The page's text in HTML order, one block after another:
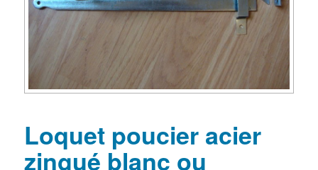
Loquet poucier acier
zingué blanc ou